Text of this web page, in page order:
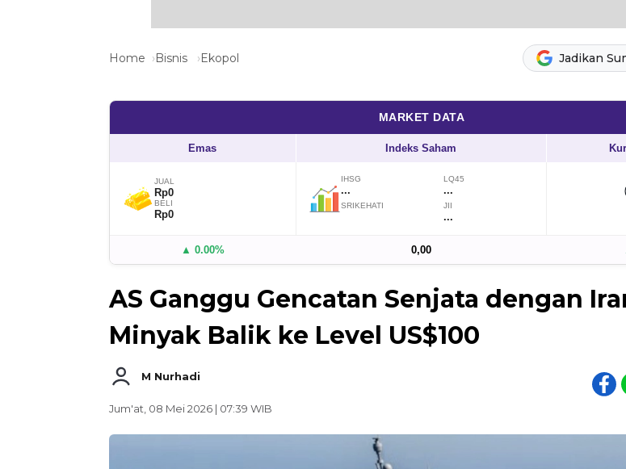
Home Bisnis Ekopol Jadikan
MARKET DATA
Emas Indeks Saham
JUAL
Rp0
BELI
Rp0
IHSG
...
LQ45
...
SRIKEHATI JII
...
▲ 0.00% 0,00
AS Ganggu Gencatan Senjata dengan
Minyak Balik ke Level US$100
M Nurhadi
Jum'at, 08 Mei 2026 | 07:39 WIB